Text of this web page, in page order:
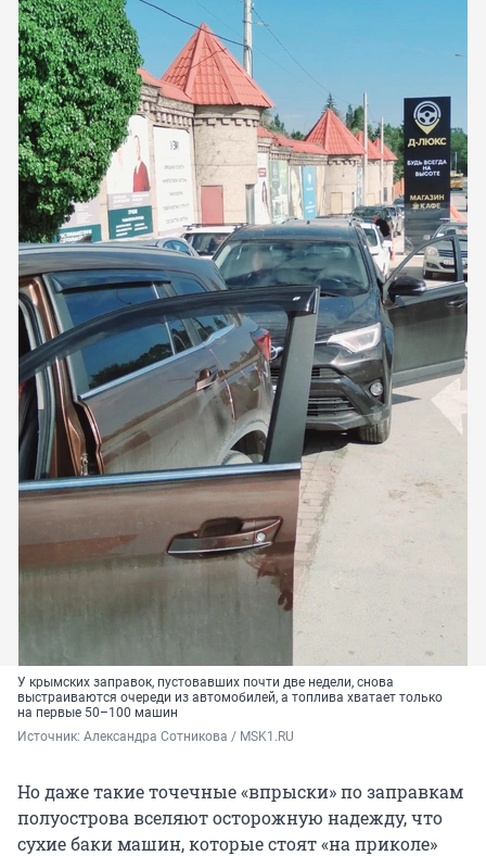
У крымских заправок, пустовавших почти две недели, снова
выстраиваются очереди из автомобилей, а топлива хватает только
на первые 50–100 машин
Источник: Александра Сотникова / MSK1.RU
Но даже такие точечные «впрыски» по заправкам
полуострова вселяют осторожную надежду, что
сухие баки машин, которые стоят «на приколе»